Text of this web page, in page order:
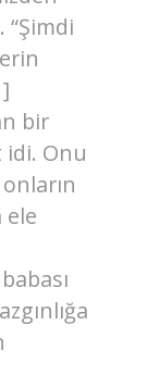
“Şimdi
bir
idi. Onu
ele